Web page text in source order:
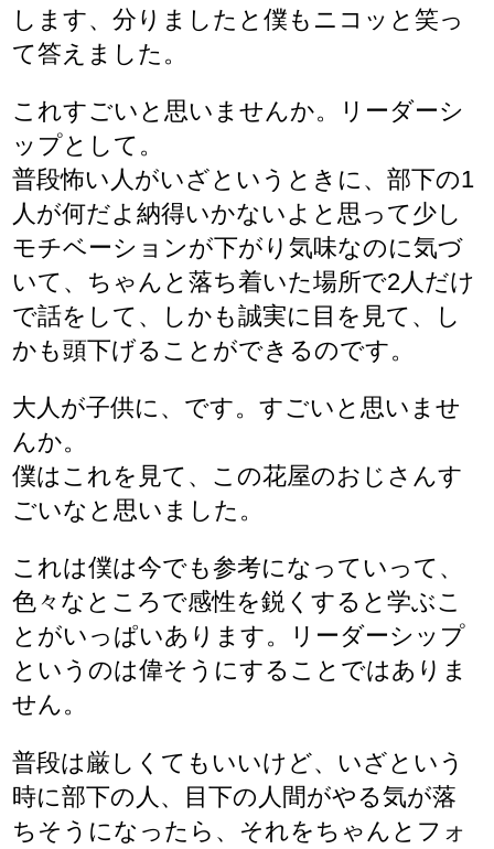
します、分りましたと僕もニコッと笑っ
て答えました。
これすごいと思いませんか。リーダーシ
ップとして。
普段怖い人がいざというときに、部下の1
人が何だよ納得いかないよと思って少し
モチベーションが下がり気味なのに気づ
いて、ちゃんと落ち着いた場所で2人だけ
で話をして、しかも誠実に目を見て、し
かも頭下げることができるのです。
大人が子供に、です。すごいと思いませ
んか。
僕はこれを見て、この花屋のおじさんす
ごいなと思いました。
これは僕は今でも参考になっていって、
色々なところで感性を鋭くすると学ぶこ
とがいっぱいあります。リーダーシップ
というのは偉そうにすることではありま
せん。
普段は厳しくてもいいけど、いざという
時に部下の人、目下の人間がやる気が落
ちそうになったら、それをちゃんとフォ